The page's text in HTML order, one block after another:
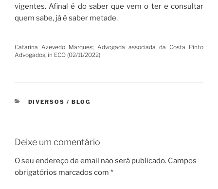
vigentes. Afinal é do saber que vem o ter e consultar
quem sabe, já é saber metade.
Catarina Azevedo Marques; Advogada associada da Costa Pinto
Advogados, in ECO (02/11/2022)
CATEGORIAS
DIVERSOS / BLOG
Deixe um comentário
O seu endereço de email não será publicado. Campos
obrigatórios marcados com *